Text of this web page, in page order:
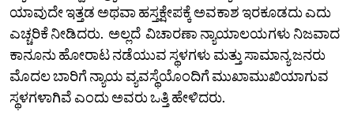
ಯಾವುದೇ ಇತ್ತಡ ಅಥವಾ ಹಸ್ತಕ್ಷೇಪಕ್ಕೆ ಅವಕಾಶ ಇರಕೂಡದು ಎದು
ಎಚ್ಚರಿಕೆ ನೀಡಿದರು. ಅಲ್ಲದೆ ವಿಚಾರಣಾ ನ್ಯಾಯಾಲಯಗಳು ನಿಜವಾದ
ಕಾನೂನು ಹೋರಾಟ ನಡೆಯುವ ಸ್ಥಳಗಳು ಮತ್ತು ಸಾಮಾನ್ಯ ಜನರು
ಮೊದಲ ಬಾರಿಗೆ ನ್ಯಾಯ ವ್ಯವಸ್ಥೆಯೊಂದಿಗೆ ಮುಖಾಮುಖಿಯಾಗುವ
ಸ್ಥಳಗಳಾಗಿವೆ ಎಂದು ಅವರು ಒತ್ತಿ ಹೇಳಿದರು.